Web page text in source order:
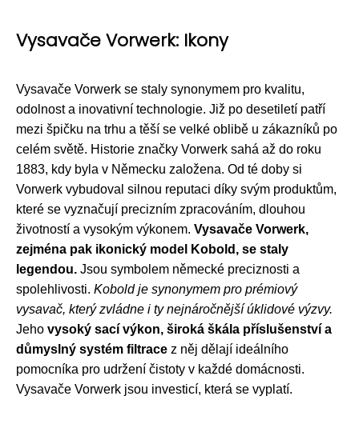
Vysavače Vorwerk: Ikony
Vysavače Vorwerk se staly synonymem pro kvalitu,
odolnost a inovativní technologie. Již po desetiletí patří
mezi špičku na trhu a těší se velké oblibě u zákazníků po
celém světě. Historie značky Vorwerk sahá až do roku
1883, kdy byla v Německu založena. Od té doby si
Vorwerk vybudoval silnou reputaci díky svým produktům,
které se vyznačují precizním zpracováním, dlouhou
životností a vysokým výkonem. Vysavače Vorwerk,
zejména pak ikonický model Kobold, se staly
legendou. Jsou symbolem německé preciznosti a
spolehlivosti. Kobold je synonymem pro prémiový
vysavač, který zvládne i ty nejnáročnější úklidové výzvy.
Jeho vysoký sací výkon, široká škála příslušenství a
důmyslný systém filtrace z něj dělají ideálního
pomocníka pro udržení čistoty v každé domácnosti.
Vysavače Vorwerk jsou investicí, která se vyplatí.